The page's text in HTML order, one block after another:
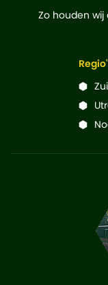
Zo houden